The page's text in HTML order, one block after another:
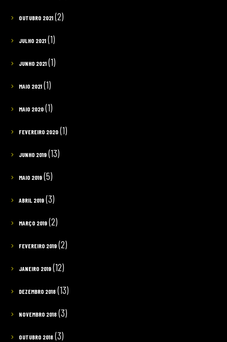
OUTUBRO 2021(2)
JULHO 2021(1)
JUNHO 2021(1)
MAIO 2021(1)
MAIO 2020(1)
FEVEREIRO 2020(1)
JUNHO 2019(13)
MAIO 2019(5)
ABRIL 2019(3)
MARÇO 2019(2)
FEVEREIRO 2019(2)
JANEIRO 2019(12)
DEZEMBRO 2018(13)
NOVEMBRO 2018(3)
OUTUBRO 2018(3)